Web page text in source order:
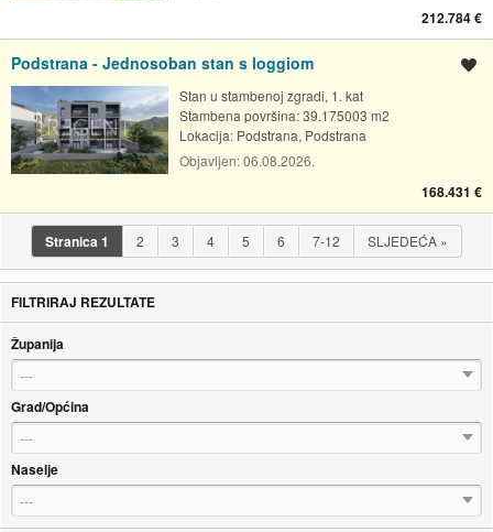
212.784 €
Podstrana - Jednosoban stan s loggiom
Stan u stambenoj zgradi, 1. kat
Stambena površina: 39.175003 m2
Lokacija: Podstrana, Podstrana
Objavljen:06.08.2026.
168.431 €
Stranica1 2 3 4 5 6 7-12 SLJEDEĆA »
FILTRIRAJ REZULTATE
Županija
---
Grad/Općina
---
Naselje
---